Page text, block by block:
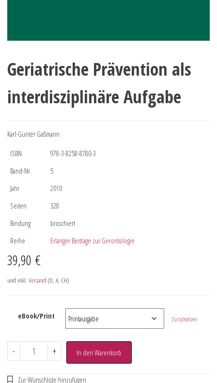
Geriatrische Prävention als
interdisziplinäre Aufgabe
Karl-Günter Gaßmann
ISBN
978-3-8258-8780-3
Band-Nr.
5
Jahr
2010
Seiten
328
Bindung
broschiert
Reihe
Erlanger Beiträge zur Gerontologie
39,90 €
und inkl. Versand (D, A, CH)
eBook/Print Zurücksetzen
- + In den Warenkorb